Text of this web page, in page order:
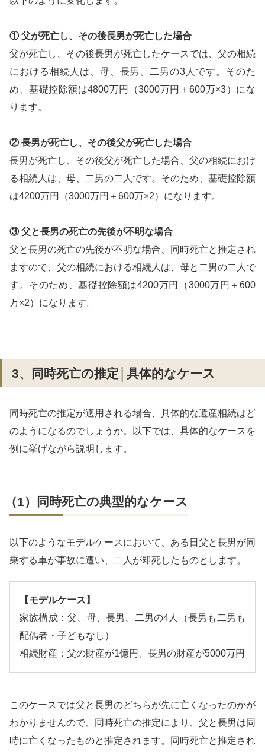
① 父が死亡し、その後長男が死亡した場合
父が死亡し、その後長男が死亡したケースでは、父の相続
における相続人は、母、長男、二男の3人です。そのた
め、基礎控除額は4800万円（3000万円＋600万×3）にな
ります。
② 長男が死亡し、その後父が死亡した場合
長男が死亡し、その後父が死亡した場合、父の相続におけ
る相続人は、母、二男の二人です。そのため、基礎控除額
は4200万円（3000万円＋600万×2）になります。
③ 父と長男の死亡の先後が不明な場合
父と長男の死亡の先後が不明な場合、同時死亡と推定され
ますので、父の相続における相続人は、母と二男の二人で
す。そのため、基礎控除額は4200万円（3000万円＋600
万×2）になります。
3、同時死亡の推定│具体的なケース
同時死亡の推定が適用される場合、具体的な遺産相続はど
のようになるのでしょうか。以下では、具体的なケースを
例に挙げながら説明します。
（1）同時死亡の典型的なケース
以下のようなモデルケースにおいて、ある日父と長男が同
乗する車が事故に遭い、二人が即死したものとします。
【モデルケース】
家族構成：父、母、長男、二男の4人（長男も二男も
配偶者・子どもなし）
相続財産：父の財産が1億円、長男の財産が5000万円
このケースでは父と長男のどちらが先に亡くなったのかが
わかりませんので、同時死亡の推定により、父と長男は同
時に亡くなったものと推定されます。同時死亡と推定され